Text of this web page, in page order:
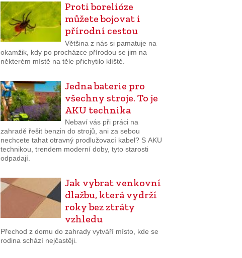
Proti borelióze
můžete bojovat i
přírodní cestou
Většina z nás si pamatuje na
okamžik, kdy po procházce přírodou se jim na
některém místě na těle přichytilo klíště.
Jedna baterie pro
všechny stroje. To je
AKU technika
Nebaví vás při práci na
zahradě řešit benzin do strojů, ani za sebou
nechcete tahat otravný prodlužovací kabel? S AKU
technikou, trendem moderní doby, tyto starosti
odpadají.
Jak vybrat venkovní
dlažbu, která vydrží
roky bez ztráty
vzhledu
Přechod z domu do zahrady vytváří místo, kde se
rodina schází nejčastěji.